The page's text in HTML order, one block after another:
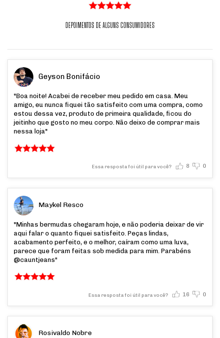
DEPOIMENTOS DE ALGUNS CONSUMIDORES
Geyson Bonifácio
"Boa noite! Acabei de receber meu pedido em casa. Meu
amigo, eu nunca fiquei tão satisfeito com uma compra, como
estou dessa vez, produto de primeira qualidade, ficou do
jeitinho que gosto no meu corpo. Não deixo de comprar mais
nessa loja"
Essa resposta foi útil para você? 8 0
Maykel Resco
"Minhas bermudas chegaram hoje, e não poderia deixar de vir
aqui falar o quanto fiquei satisfeito. Peças lindas,
acabamento perfeito, e o melhor, caíram como uma luva,
parece que foram feitas sob medida para mim. Parabéns
@cauntjeans"
Essa resposta foi útil para você? 16 0
Rosivaldo Nobre